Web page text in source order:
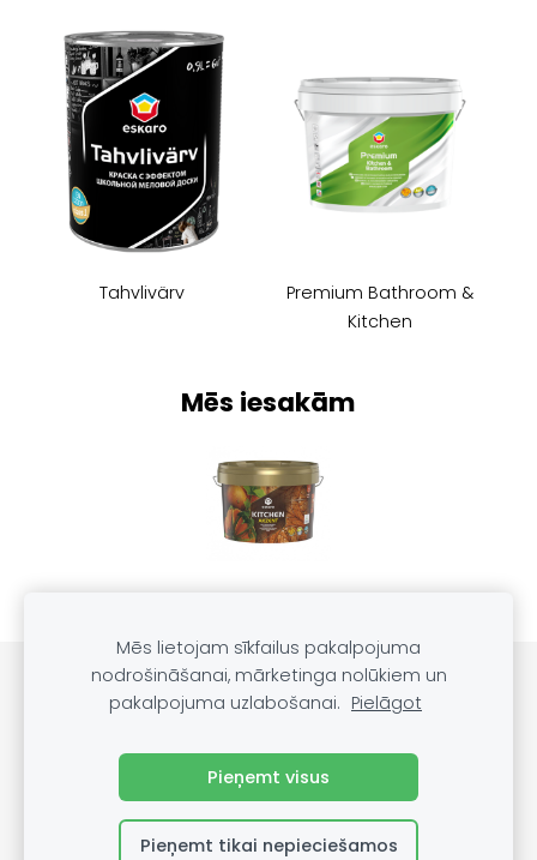
Mēs iesakām
Tahvlivärv
Premium Bathroom &
Kitchen
PRODUKTU KATALOGS SĪKDATNES
Blogs
Mēs lietojam sīkfailus pakalpojuma
nodrošināšanai, mārketinga nolūkiem un
pakalpojuma uzlabošanai. Pielāgot
Pieņemt visus
Pieņemt tikai nepieciešamos